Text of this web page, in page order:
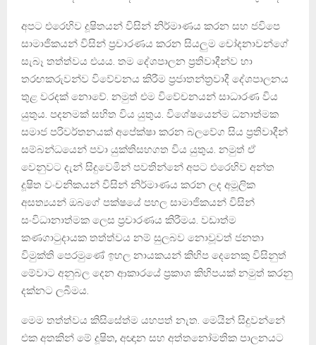
අපට එරෙහිව දූෂිතයන් විසින් නිර්මාණය කරන සහ ජවිපෙ
සාමාජිකයන් විසින් ප්‍රචාරණය කරන සියලුම චෝදනාවන්ගේ
සැබෑ තත්ත්වය එයය. තම දේශපාලන ප්‍රතිවාදීන්ව හා
තරඟකරුවන්ව විවේචනය කිරීම ප්‍රජාතන්ත්‍රවාදී දේශපාලනය
තුළ වරදක් නොවේ. නමුත් එම විවේචනයන් සාධාරණ විය
යුතුය. පදනමක් සහිත විය යුතුය. විශේෂයෙන්ම ධනාත්මක
සමාජ පරිවර්තනයක් අපේක්ෂා කරන බලවේග සිය ප්‍රතිවාදීන්
සම්බන්ධයෙන් පවා යුක්තිසහගත විය යුතුය. නමුත් ඒ
වෙනුවට දැන් සිදුවෙමින් පවතින්නේ අපට එරෙහිව අන්ත
දූෂිත වංචනිකයන් විසින් නිර්මාණය කරන ලද අමූලික
අසත්‍යයන් ඔබගේ පක්ෂයේ පහල සාමාජිකයන් විසින්
සංවිධානාත්මක ලෙස ප්‍රචාරණය කිරීමය. වඩාත්ම
කණගාටුදායක තත්ත්වය නම් සුලබව නොවූවත් ජනතා
විමුක්ති පෙරමුණේ ඉහල නායකයන් කිහිප දෙනෙකු විසිනුත්
මේවාට අනුබල දෙන ආකාරයේ ප්‍රකාශ කිහිපයක් නමුත් කරනු
දක්නට ලබීමය.
මෙම තත්ත්වය කිසිසේත්ම යහපත් නැත. මෙයින් සිදුවන්නේ
එක අතකින් මේ දූෂිත, අඥාන සහ අත්තනෝමතික පාලනයට